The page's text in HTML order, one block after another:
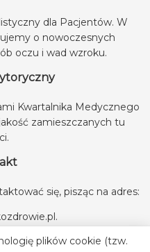
dla Pacjentów. W
o nowoczesnych
oczu i wad wzroku.
Kwartalnika Medycznego
zamieszczanych tu
się, pisząc na adres:
.
plików cookie (tzw.